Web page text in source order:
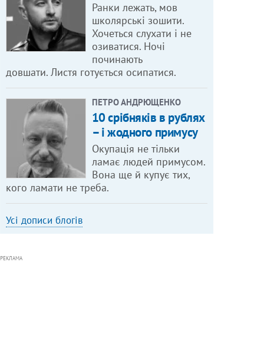
Ранки лежать, мов
школярські зошити.
Хочеться слухати і не
озиватися. Ночі
починають
довшати. Листя готується осипатися.
ПЕТРО АНДРЮЩЕНКО
10 срібняків в рублях
– і жодного примусу
Окупація не тільки
ламає людей примусом.
Вона ще й купує тих,
кого ламати не треба.
Усі дописи блогів
РЕКЛАМА